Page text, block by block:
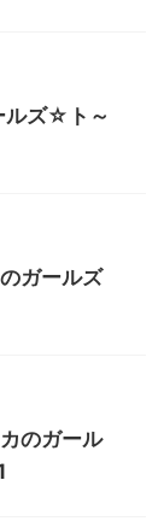
ルズ☆ト～
ガールズ
のガール